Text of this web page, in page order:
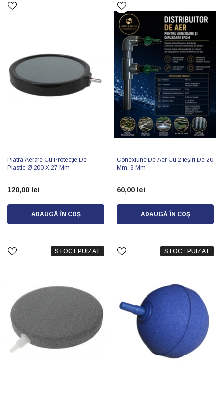
Piatra Aerare Cu Protecție De
Plastic-Ø 200 X 27 Mm
120,00 lei
ADAUGĂ ÎN COȘ
Conexiune De Aer Cu 2 Ieșiri De 20
Mm, 9 Mm
60,00 lei
ADAUGĂ ÎN COȘ
STOC EPUIZAT STOC EPUIZAT